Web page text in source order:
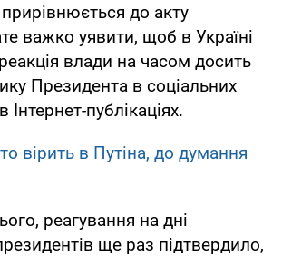
до акту
важко уявити, щоб в Україні
влади на часом досить
Президента в соціальних
публікаціях.
вірить в Путіна, до думання
реагування на дні
ще раз підтвердило,